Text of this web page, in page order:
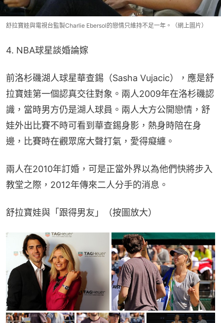
舒拉寶娃與電視台監製Charlie Ebersol的戀情只維持不足一年。（網上圖片）
4. NBA球星談婚論嫁
前洛杉磯湖人球星華查錫（Sasha Vujacic），應是舒
拉寶娃第一個認真交往對象。兩人2009年在洛杉磯認
識，當時男方仍是湖人球員。兩人大方公開戀情，舒
娃外出比賽不時可看到華查錫身影，熱身時陪在身
邊，比賽時在觀眾席大聲打氣，愛得癡纏。
兩人在2010年訂婚，可是正當外界以為他們快將步入
教堂之際，2012年傳來二人分手的消息。
舒拉寶娃與「跟得男友」（按圖放大）